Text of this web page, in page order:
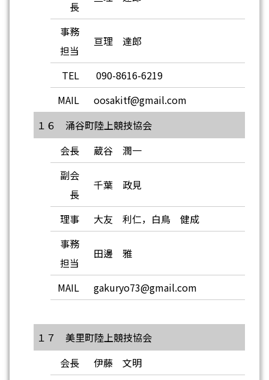
長
事務
担当
亘理 達郎
TEL
090-8616-6219
MAIL
oosakitf@gmail.com
１６ 涌谷町陸上競技協会
会長
蔵谷 潤一
副会
長
千葉 政見
理事
大友 利仁，白鳥 健成
事務
担当
田邊 雅
MAIL gakuryo73@gmail.com
１７ 美里町陸上競技協会
会長
伊藤 文明